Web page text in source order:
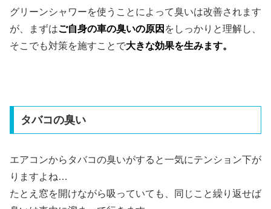
グリーンシャワーを使うことによって臭いは改善されます
が、まずはご自身の車の臭いの原因 をしっかりと理解し、
そこでも対策を施すことで大きな効果を生みます。
タバコの臭い
エアコンからタバコの臭いがすると一気にテンション下が
りますよね…
たとえ窓を開けながら吸っていても、同じこと繰り返せば